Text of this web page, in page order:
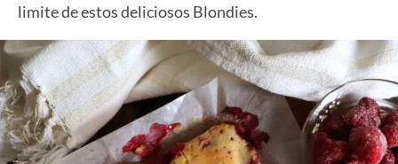
limite de estos deliciosos Blondies.